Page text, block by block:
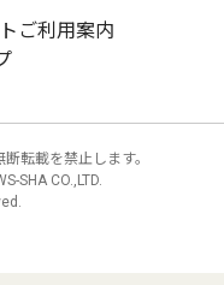
ご利用案内
転載を禁止します。
SHA CO.,LTD.